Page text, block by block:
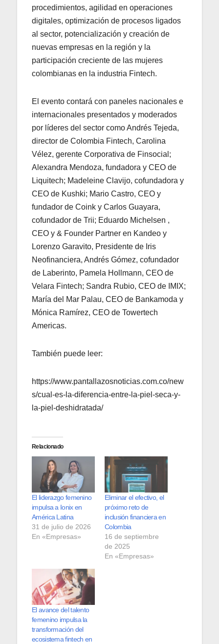
procedimientos, agilidad en operaciones
digitales, optimización de procesos ligados
al sector, potencialización y creación de
nuevas empresas en la región y la
participación creciente de las mujeres
colombianas en la industria Fintech.
El evento contará con paneles nacionales e
internacionales presentados y moderados
por líderes del sector como Andrés Tejeda,
director de Colombia Fintech, Carolina
Vélez, gerente Corporativa de Finsocial;
Alexandra Mendoza, fundadora y CEO de
Liquitech; Madeleine Clavijo, cofundadora y
CEO de Kushki; Mario Castro, CEO y
fundador de Coink y Carlos Guayara,
cofundador de Trii; Eduardo Michelsen ,
CEO y & Founder Partner en Kandeo y
Lorenzo Garavito, Presidente de Iris
Neofinanciera, Andrés Gómez, cofundador
de Laberinto, Pamela Hollmann, CEO de
Velara Fintech; Sandra Rubio, CEO de IMIX;
María del Mar Palau, CEO de Bankamoda y
Mónica Ramírez, CEO de Towertech
Americas.
También puede leer:
https://www.pantallazosnoticias.com.co/new
s/cual-es-la-diferencia-entre-la-piel-seca-y-
la-piel-deshidratada/
Relacionado
El liderazgo femenino
impulsa a Ionix en
América Latina
31 de julio de 2026
En «Empresas»
Eliminar el efectivo, el
próximo reto de
inclusión financiera en
Colombia
16 de septiembre
de 2025
En «Empresas»
El avance del talento
femenino impulsa la
transformación del
ecosistema fintech en